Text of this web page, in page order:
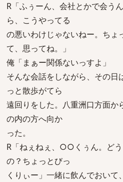
R「ふぅーん、会社とかで会う
ら、こうやってる
の悪いわけじゃないねー。ちょ
て、思ってね。」
俺「まぁー関係ないっすよ」
そんな会話をしながら、その日
っと散歩がてら
遠回りをした。八重洲口方面か
の内の方へ向か
った。
R「ねぇねぇ、○○くぅん。ど
の？ちょっとびっ
くりぃー」一緒に飲んでおい